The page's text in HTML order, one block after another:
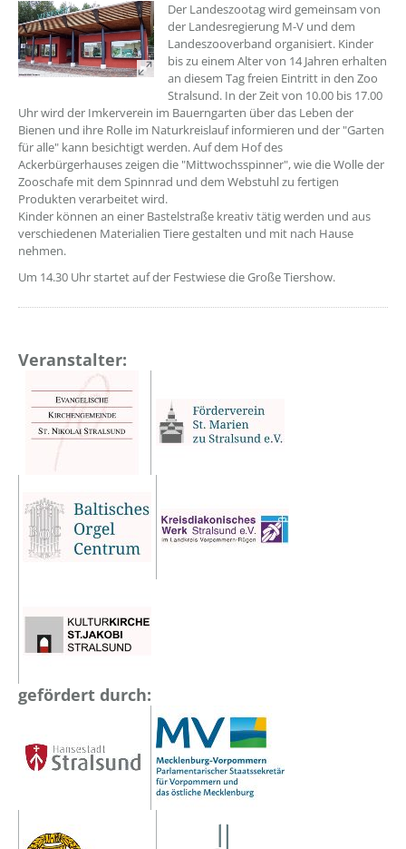
Der Landeszootag wird gemeinsam von
der Landesregierung M-V und dem
Landeszooverband organisiert. Kinder
bis zu einem Alter von 14 Jahren erhalten
an diesem Tag freien Eintritt in den Zoo
Stralsund. In der Zeit von 10.00 bis 17.00
Uhr wird der Imkerverein im Bauerngarten über das Leben der
Bienen und ihre Rolle im Naturkreislauf informieren und der "Garten
für alle" kann besichtigt werden. Auf dem Hof des
Ackerbürgerhauses zeigen die "Mittwochsspinner", wie die Wolle der
Zooschafe mit dem Spinnrad und dem Webstuhl zu fertigen
Produkten verarbeitet wird.
Kinder können an einer Bastelstraße kreativ tätig werden und aus
verschiedenen Materialien Tiere gestalten und mit nach Hause
nehmen.
Um 14.30 Uhr startet auf der Festwiese die Große Tiershow.
Veranstalter:
gefördert durch: